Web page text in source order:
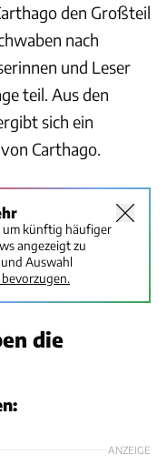
den Großteil
nach
und Leser
teil. Aus den
sich ein
Carthago.
um künftig häufiger
angezeigt zu
Auswahl
die
ANZEIGE